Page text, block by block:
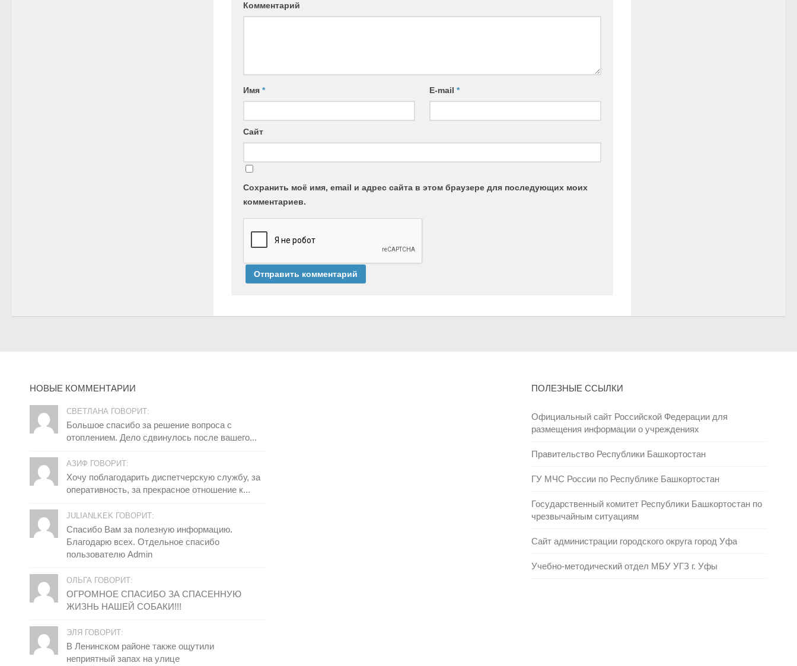
Комментарий
Имя * E-mail*
Сайт
Сохранить моё имя, email и адрес сайта в этом браузере для последующих моих
комментариев.
НОВЫЕ КОММЕНТАРИИ
СВЕТЛАНА ГОВОРИТ:
Большое спасибо за решение вопроса с
отоплением. Дело сдвинулось после вашего...
АЗИФ ГОВОРИТ:
Хочу поблагодарить диспетчерскую службу, за
оперативность, за прекрасное отношение к...
JULIANLKEK ГОВОРИТ:
Спасибо Вам за полезную информацию.
Благодарю всех. Отдельное спасибо
пользователю Admin
ОЛЬГА ГОВОРИТ:
ОГРОМНОЕ СПАСИБО ЗА СПАСЕННУЮ
ЖИЗНЬ НАШЕЙ СОБАКИ!!!
ЭЛЯ ГОВОРИТ:
В Ленинском районе также ощутили
неприятный запах на улице
ПОЛЕЗНЫЕ ССЫЛКИ
Официальный сайт Российской Федерации для
размещения информации о учреждениях
Правительство Республики Башкортостан
ГУ МЧС России по Республике Башкортостан
Государственный комитет Республики Башкортостан по
чрезвычайным ситуациям
Сайт администрации городского округа город Уфа
Учебно-методический отдел МБУ УГЗ г. Уфы